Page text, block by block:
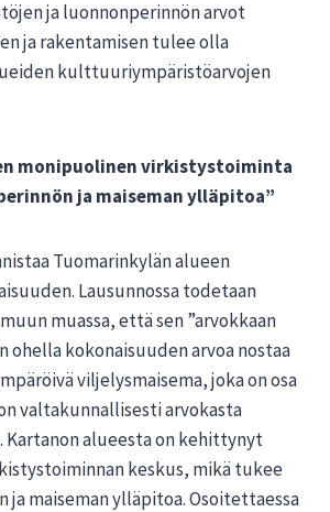
ja luonnonperinnön arvot
ja rakentamisen tulee olla
kulttuuriympäristöarvojen
monipuolinen virkistystoiminta
ja maiseman ylläpitoa”
Tuomarinkylän alueen
Lausunnossa todetaan
muassa, että sen ”arvokkaan
ohella kokonaisuuden arvoa nostaa
viljelysmaisema, joka on osa
valtakunnallisesti arvokasta
Kartanon alueesta on kehittynyt
keskus, mikä tukee
ja maiseman ylläpitoa. Osoitettaessa